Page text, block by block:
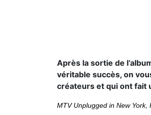
Après la sortie de
véritable succès, on
créateurs et qui ont fait
MTV Unplugged in New York,